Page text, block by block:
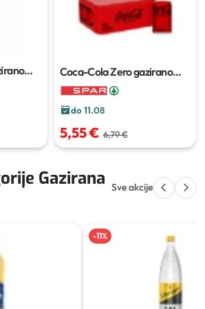
Coca-Cola Zero gazirano
piće12 x 150 ml
do 11.08
5,55 € 6,79 €
Gazirana Sve akcije
-11%